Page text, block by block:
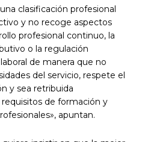
clasificación profesional
y no recoge aspectos
profesional continuo, la
o la regulación
de manera que no
del servicio, respete el
y sea retribuida
de formación y
apuntan.